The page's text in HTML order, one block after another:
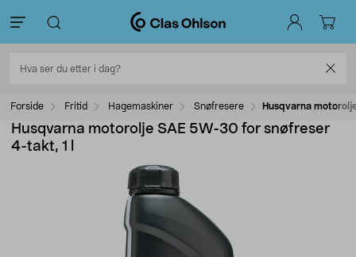
Forside Fritid Hagemaskiner Snøfresere Husqvarna
Husqvarna motorolje SAE 5W-30 for snøfreser
4-takt, 1 l